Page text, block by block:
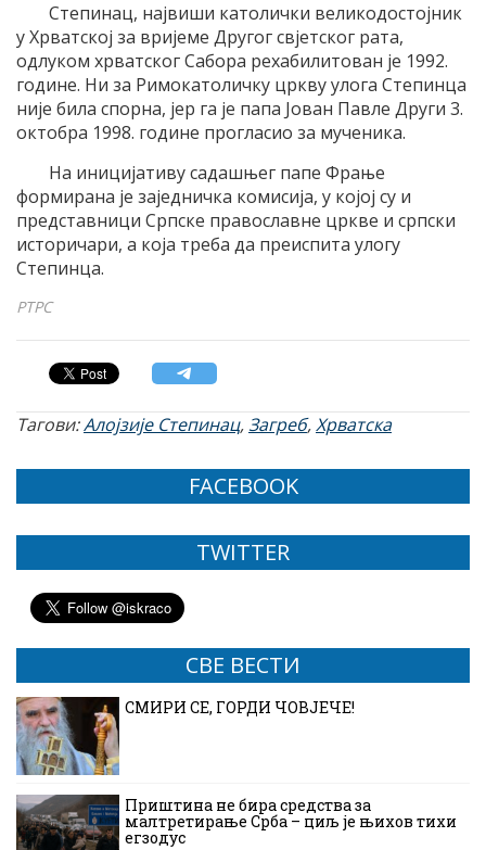
Степинац, највиши католички великодостојник
у Хрватској за вријеме Другог свјетског рата,
одлуком хрватског Сабора рехабилитован је 1992.
године. Ни за Римокатоличку цркву улога Степинца
није била спорна, јер га је папа Јован Павле Други 3.
октобра 1998. године прогласио за мученика.
На иницијативу садашњег папе Фрање
формирана је заједничка комисија, у којој су и
представници Српске православне цркве и српски
историчари, а која треба да преиспита улогу
Степинца.
РТРС
Тагови:Алојзије Степинац,Загреб,Хрватска
FACEBOOK
TWITTER
СВЕ ВЕСТИ
СМИРИ СЕ, ГОРДИ ЧОВЈЕЧЕ!
Приштина не бира средства за
малтретирање Срба – циљ је њихов тихи
егзодус